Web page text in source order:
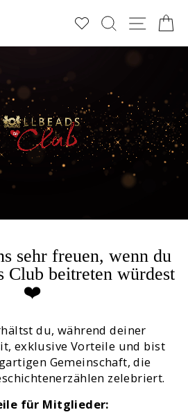
SUCHE
sehr freuen, wenn du
Club beitreten würdest
❤️
du, während deiner
exklusive Vorteile und bist
Gemeinschaft, die
zelebriert.
für Mitglieder: